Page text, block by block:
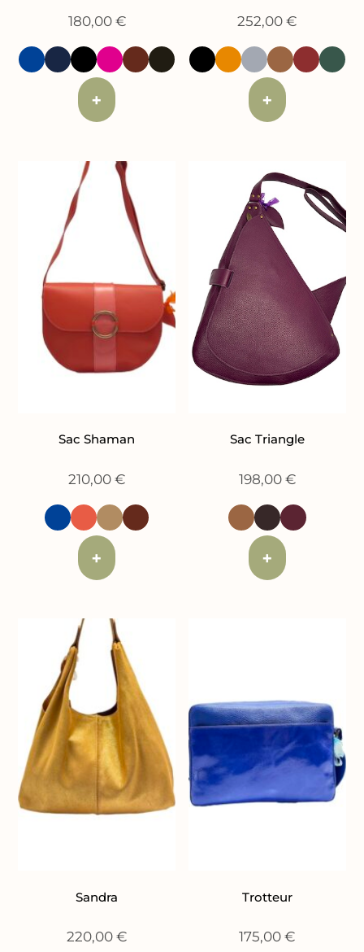
180,00 € 252,00€
Sac Shaman
210,00€
Sac Triangle
198,00 €
Sandra
220,00€
Trotteur
175,00€